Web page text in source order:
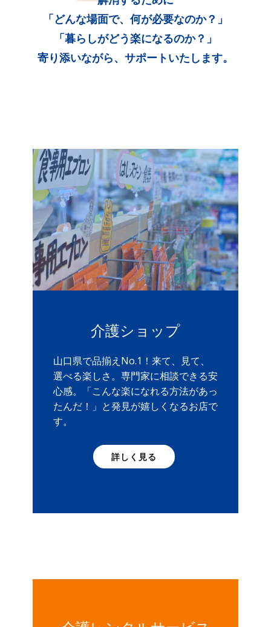
「どんな場面で、何が必要なのか？」
「暮らしがどう楽になるのか？」
寄り添いながら、サポートいたします。
介護ショップ
山口県で品揃えNo.1！来て、見て、
選べる楽しさ。専門家に相談できる安
心感。「こんな楽になれる方法があっ
たんだ！」と発見が嬉しくなるお店で
す。
詳しく見る